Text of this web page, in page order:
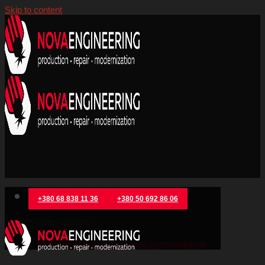
Skip to content
+380 68 838 11 36 +380 50 692 86 06
Категории товаров
Металлообрабатывающее оборудование